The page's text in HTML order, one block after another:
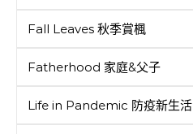
Fall Leaves 秋季賞楓
Fatherhood 家庭&父子
Life in Pandemic 防疫新生活